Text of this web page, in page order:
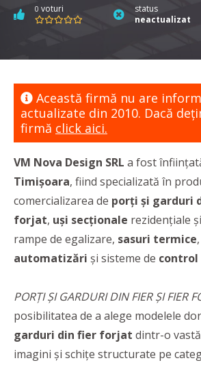
0 voturi
status
neactualizat
Această firmă nu are
actualizate din 2010. Dacă
firmă click aici.
VM Nova Design SRL a fost
Timișoara, fiind specializată în
comercializarea de porți și garduri
forjat, uși secționale rezidențiale
rampe de egalizare, sasuri termice,
automatizări și sisteme de control
PORȚI ȘI GARDURI DIN FIER ȘI FIER
posibilitatea de a alege modelele
garduri din fier forjat dintr-o
imagini și schițe structurate pe